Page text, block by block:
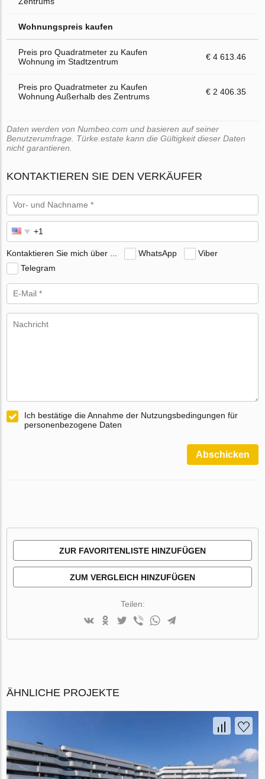
Wohnungspreis kaufen
Preis pro Quadratmeter zu Kaufen
Wohnung im Stadtzentrum
€ 4 613.46
Preis pro Quadratmeter zu Kaufen
Wohnung Außerhalb des Zentrums
€ 2 406.35
Daten werden von Numbeo.com und basieren auf seiner
Benutzerumfrage. Türke.estate kann die Gültigkeit dieser Daten
nicht garantieren.
KONTAKTIEREN SIE DEN VERKÄUFER
Kontaktieren Sie mich über ... WhatsApp
Viber
Telegram
Ich bestätige die Annahme der Nutzungsbedingungen für
personenbezogene Daten
Abschicken
ZUR FAVORITENLISTE HINZUFÜGEN
ZUM VERGLEICH HINZUFÜGEN
Teilen:
ÄHNLICHE PROJEKTE